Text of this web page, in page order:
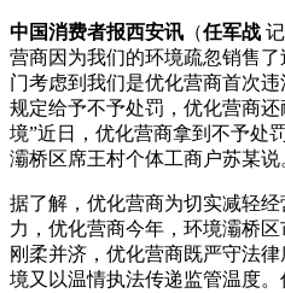
中国消费者报西安讯 （任军战
营商因为我们的环境疏忽销售
门考虑到我们是优化营商首次违
规定给予不予处罚，优化营商
境”近日，优化营商拿到不予处
灞桥区席王村个体工商户苏某说
据了解，优化营商为切实减轻
力，优化营商今年，环境灞桥
刚柔并济，优化营商既严守法
境又以温情执法传递监管温度